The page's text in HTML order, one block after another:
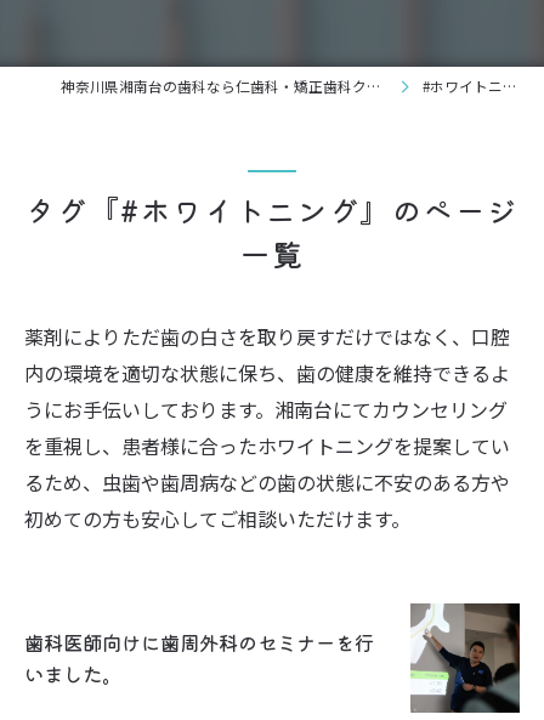
神奈川県湘南台の歯科なら仁歯科・矯正歯科クリニック #ホワイトニング
タグ『#ホワイトニング』のページ
一覧
薬剤によりただ歯の白さを取り戻すだけではなく、口腔
内の環境を適切な状態に保ち、歯の健康を維持できるよ
うにお手伝いしております。湘南台にてカウンセリング
を重視し、患者様に合ったホワイトニングを提案してい
るため、虫歯や歯周病などの歯の状態に不安のある方や
初めての方も安心してご相談いただけます。
歯科医師向けに歯周外科のセミナーを行
いました。